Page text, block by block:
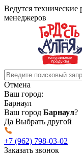
Ведутся
менеджеров
Отмена
Ваш город:
Барнаул
Ваш город Барнаул?
Да Выбрать другой
+7 (962) 798-03-02
Заказать звонок